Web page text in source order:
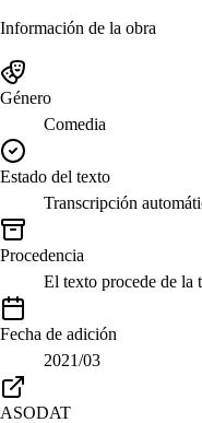
Información de la obra
Género
Comedia
Estado del texto
Transcripción
Procedencia
El texto procede de la
Fecha de adición
2021/03
ASODAT